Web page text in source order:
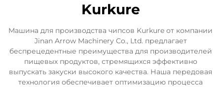
Kurkure
Машина для производства чипсов Kurkure от компании
Jinan Arrow Machinery Co., Ltd. предлагает
беспрецедентные преимущества для производителей
пищевых продуктов, стремящихся эффективно
выпускать закуски высокого качества. Наша передовая
технология обеспечивает оптимизацию процесса